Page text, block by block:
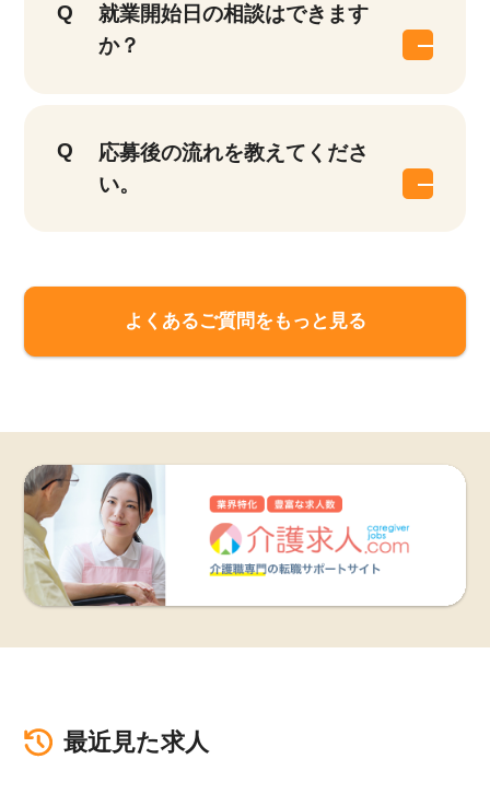
就業開始日の相談はできます
か？
応募後の流れを教えてくださ
い。
よくあるご質問をもっと見る
最近見た求人